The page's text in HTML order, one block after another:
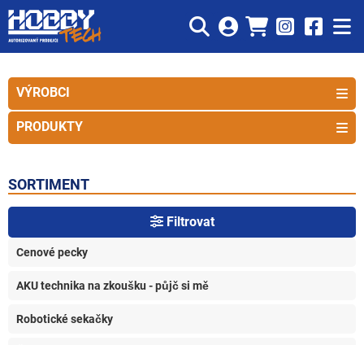
VÝROBCI
PRODUKTY
SORTIMENT
Filtrovat
Cenové pecky
AKU technika na zkoušku - půjč si mě
Robotické sekačky